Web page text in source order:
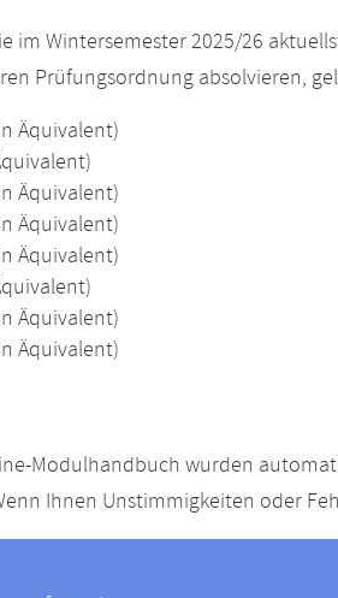
im Wintersemester 2025/26
Prüfungsordnung absolvieren,
Äquivalent)
Äquivalent)
Äquivalent)
Äquivalent)
Äquivalent)
Äquivalent)
Modulhandbuch wurden
Ihnen Unstimmigkeiten oder